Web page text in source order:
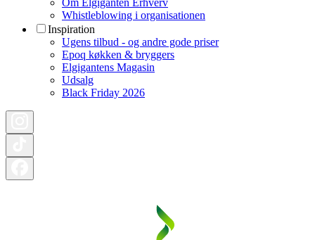
Om Elgiganten Erhverv
Whistleblowing i organisationen
Inspiration
Ugens tilbud - og andre gode priser
Epoq køkken & bryggers
Elgigantens Magasin
Udsalg
Black Friday 2026